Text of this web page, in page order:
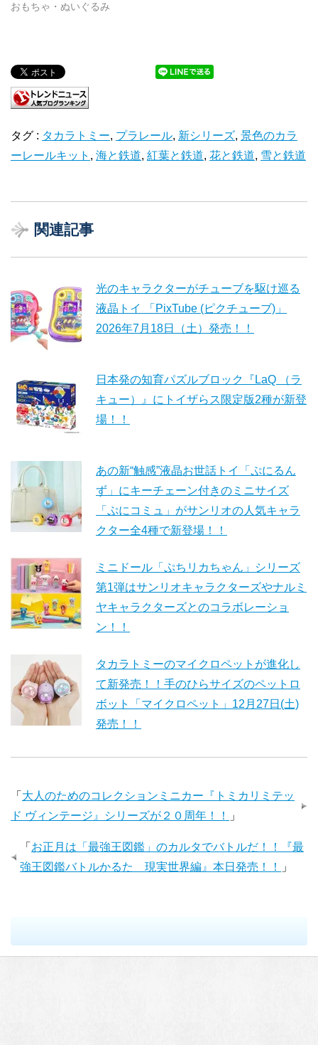
おもちゃ・ぬいぐるみ
タグ : タカラトミー, プラレール, 新シリーズ, 景色のカラ
ーレールキット , 海と鉄道, 紅葉と鉄道, 花と鉄道, 雪と鉄道
関連記事
光のキャラクターがチューブを駆け巡る
液晶トイ 「PixTube (ピクチューブ)」
2026年7月18日（土）発売！！
日本発の知育パズルブロック『LaQ （ラ
キュー）』にトイザらス限定版2種が新登
場！！
あの新“触感”液晶お世話トイ「ぷにるん
ず」にキーチェーン付きのミニサイズ
「ぷにコミュ」がサンリオの人気キャラ
クター全4種で新登場！！
ミニドール「ぷちリカちゃん」シリーズ
第1弾はサンリオキャラクターズやナルミ
ヤキャラクターズとのコラボレーショ
ン！！
タカラトミーのマイクロペットが進化し
て新発売！！手のひらサイズのペットロ
ボット「マイクロペット」12月27日(土)
発売！！
「 大人のためのコレクションミニカー『トミカリミテッ
ド ヴィンテージ』シリーズが２０周年！！
」
「 お正月は「最強王図鑑」のカルタでバトルだ！！『最
強王図鑑バトルかるた 現実世界編』本日発売！！
」